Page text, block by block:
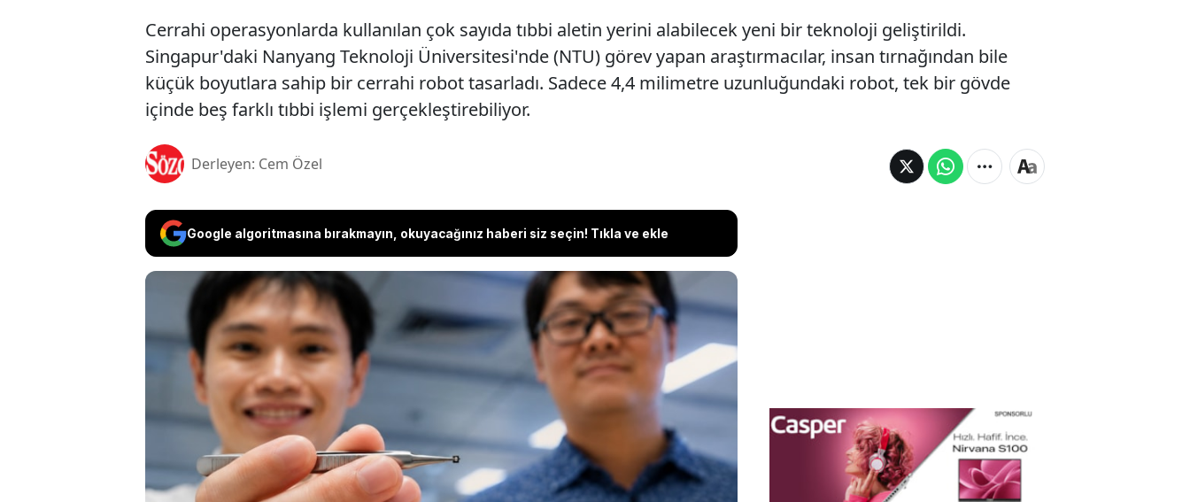
Cerrahi operasyonlarda kullanılan çok sayıda tıbbi aletin yerini alabilecek yeni bir teknoloji geliştirildi.
Singapur'daki Nanyang Teknoloji Üniversitesi'nde (NTU) görev yapan araştırmacılar, insan tırnağından bile
küçük boyutlara sahip bir cerrahi robot tasarladı. Sadece 4,4 milimetre uzunluğundaki robot, tek bir gövde
içinde beş farklı tıbbi işlemi gerçekleştirebiliyor.
Derleyen: Cem Özel
Google algoritmasına bırakmayın, okuyacağınız haberi siz seçin! Tıkla ve ekle
Cerrahi operasyonlarda kullanılan çok sayıda tıbbi aletin yerini
alabilecek yeni bir teknoloji geliştirildi. Singapur'daki Nanyang
Teknoloji Üniversitesi'nde (NTU) görev yapan araştırmacılar, insan
tırnağından bile küçük boyutlara sahip bir cerrahi robot tasarladı.
Sadece 4,4 milimetre uzunluğundaki robot, tek bir gövde içinde beş
farklı tıbbi işlemi gerçekleştirebiliyor.